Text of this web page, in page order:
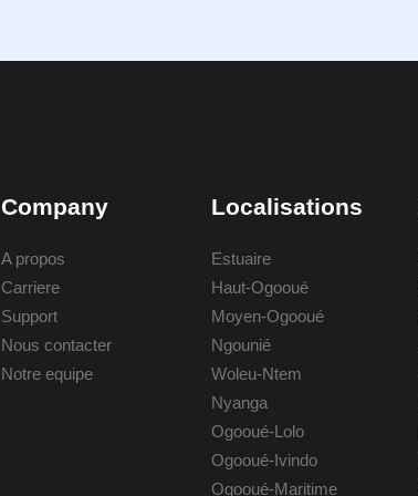
Company
A propos
Carriere
Support
Nous contacter
Notre equipe
Localisations
Estuaire
Haut-Ogooué
Moyen-Ogooué
Ngounié
Woleu-Ntem
Nyanga
Ogooué-Lolo
Ogooué-Ivindo
Ogooué-Maritime